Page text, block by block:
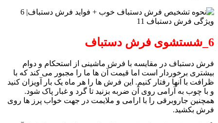
6_شستشوی فرش دستباف
فرش دستباف در مقایسه با فرش ماشینی از استحکام و دوام
بیشتری برخوردار است اما قیمت آن ها ما را مجبور می کند که با
ظرافت با آنها رفتار کنیم. این فرش ها را هر ماه یک بار آویزان کنید
و با چوب به آرامی روی آن ضربه بزنید تا گرد و غبار پاک شود.
همچنین جاروبرقی را با ارامی و ملایمت در جهت خواب پرز ها روی
فرش بکشید.